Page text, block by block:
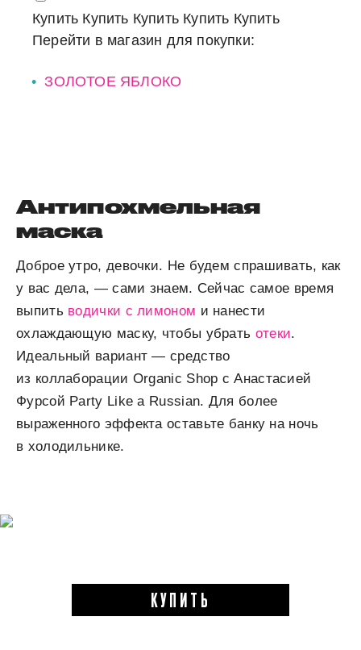
Купить Купить Купить Купить Купить
Перейти в магазин для покупки:
ЗОЛОТОЕ ЯБЛОКО
Антипохмельная
маска
Доброе утро, девочки. Не будем спрашивать, как
у вас дела, — сами знаем. Сейчас самое время
выпить водички с лимоном и нанести
охлаждающую маску, чтобы убрать отеки.
Идеальный вариант — средство
из коллаборации Organic Shop c Анастасией
Фурсой Party Like a Russian. Для более
выраженного эффекта оставьте банку на ночь
в холодильнике.
КУПИТЬ